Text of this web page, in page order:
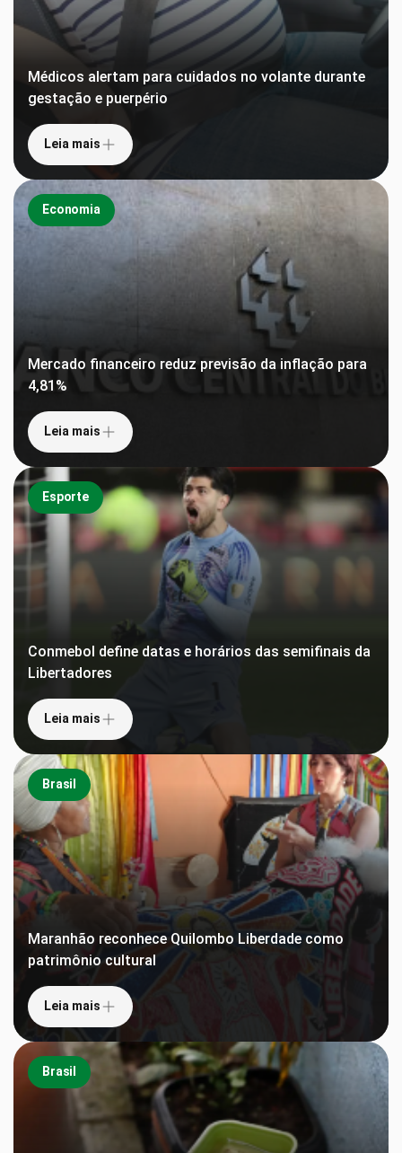
Médicos alertam para cuidados no volante durante
gestação e puerpério
Leia mais
Economia
Mercado financeiro reduz previsão da inflação para
4,81%
Leia mais
Esporte
Conmebol define datas e horários das semifinais da
Libertadores
Leia mais
Brasil
Maranhão reconhece Quilombo Liberdade como
patrimônio cultural
Leia mais
Brasil